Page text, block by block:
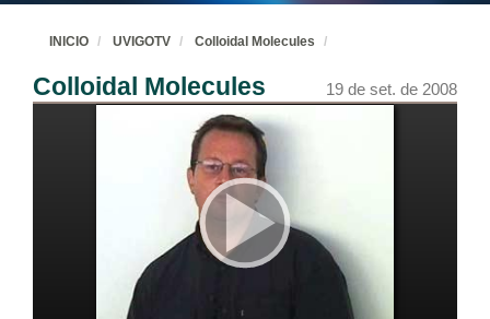
INICIO UVIGOTV Colloidal Molecules
Colloidal Molecules 19 de set. de 2008